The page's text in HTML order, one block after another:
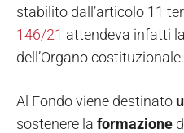
stabilito dall’articolo 11 ter
146/21 attendeva infatti la
dell’Organo costituzionale.
Al Fondo viene destinato
sostenere la formazione